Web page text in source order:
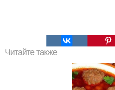
Читайте также